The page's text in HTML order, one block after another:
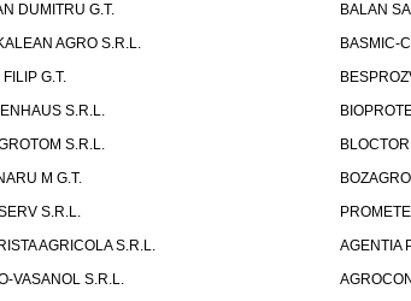
DUMITRU G.T.
BALAN
AGRO S.R.L.
BASMIC-
FILIP G.T.
S.R.L.
S.R.L.
M G.T.
S.R.L.
AGRICOLA S.R.L.
AGENTIA
VASANOL S.R.L.